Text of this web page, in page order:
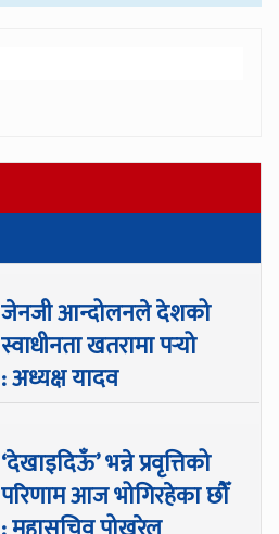
जेनजी आन्दोलनले देशको
स्वाधीनता खतरामा पर्‍यो
: अध्यक्ष यादव
‘देखाइदिऊँ’ भन्ने प्रवृत्तिको
परिणाम आज भोगिरहेका छौँ